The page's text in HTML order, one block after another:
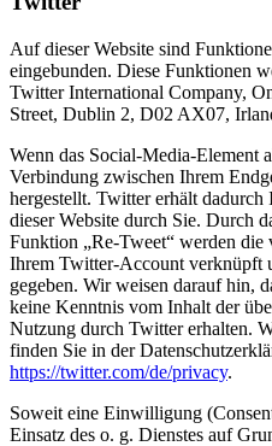
Auf dieser Website sind
eingebunden. Diese Funktionen
Twitter International Company,
Street, Dublin 2, D02 AX07,
Wenn das Social-Media-Element
Verbindung zwischen Ihrem
hergestellt. Twitter erhält
dieser Website durch Sie. Durch
Funktion „Re-Tweet“ werden die
Ihrem Twitter-Account verknüpft
gegeben. Wir weisen darauf hin,
keine Kenntnis vom Inhalt der
Nutzung durch Twitter erhalten.
finden Sie in der
https://twitter.com/de/privacy.
Soweit eine Einwilligung
Einsatz des o. g. Dienstes auf